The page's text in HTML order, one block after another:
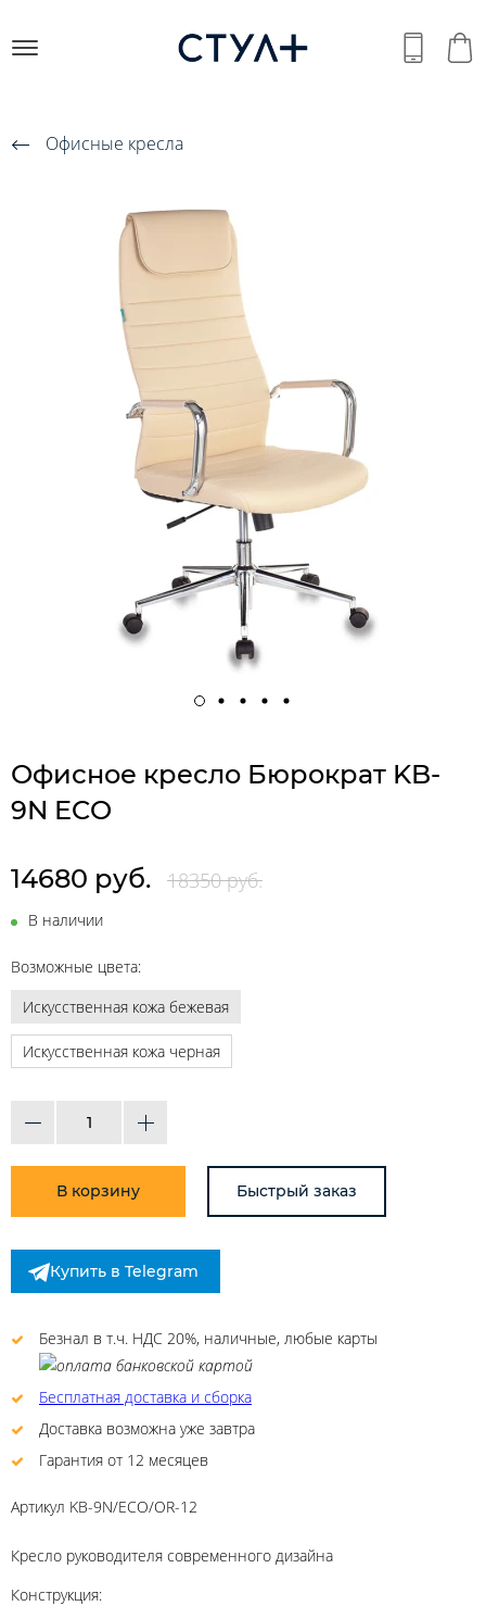
Офисные кресла
Офисное кресло Бюрократ KB-
9N ECO
14680 руб. 18350 руб.
В наличии
Возможные цвета:
Искусственная кожа бежевая
Искусственная кожа черная
В корзину Быстрый заказ
Купить в Telegram
Безнал в т.ч. НДС 20%, наличные, любые карты
Бесплатная доставка и сборка
Доставка возможна уже завтра
Гарантия от 12 месяцев
Артикул KB-9N/ECO/OR-12
Кресло руководителя современного дизайна
Конструкция: